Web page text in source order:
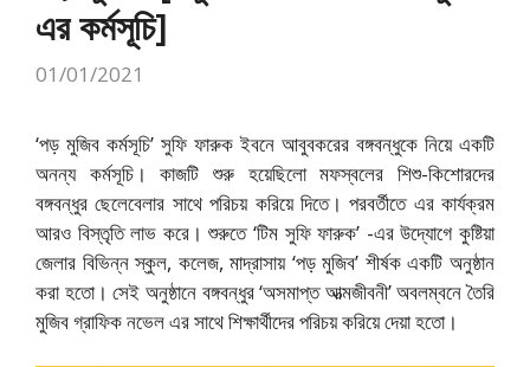
এর কর্মসূচি]
01/01/2021
‘পড় মুজিব কর্মসূচি’ সুফি ফারুক ইবনে আবুবকরের বঙ্গবন্ধুকে নিয়ে একটি
অনন্য কর্মসূচি। কাজটি শুরু হয়েছিলো মফস্বলের শিশু-কিশোরদের
বঙ্গবন্ধুর ছেলেবেলার সাথে পরিচয় করিয়ে দিতে। পরবর্তীতে এর কার্যক্রম
আরও বিস্তৃতি লাভ করে। শুরুতে ‘টিম সুফি ফারুক’ -এর উদ্যোগে কুষ্টিয়া
জেলার বিভিন্ন স্কুল, কলেজ, মাদ্রাসায় ‘পড় মুজিব’ শীর্ষক একটি অনুষ্ঠান
করা হতো। সেই অনুষ্ঠানে বঙ্গবন্ধুর ‘অসমাপ্ত আত্মজীবনী’ অবলম্বনে তৈরি
মুজিব গ্রাফিক নভেল এর সাথে শিক্ষার্থীদের পরিচয় করিয়ে দেয়া হতো।